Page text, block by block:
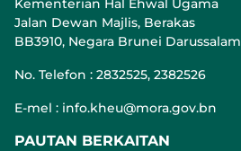
Kementerian Hal Ehwal Ugama
Jalan Dewan Majlis, Berakas
BB3910, Negara Brunei Darussalam
No. Telefon : 2832525, 2382526
E-mel : info.kheu@mora.gov.bn
PAUTAN BERKAITAN